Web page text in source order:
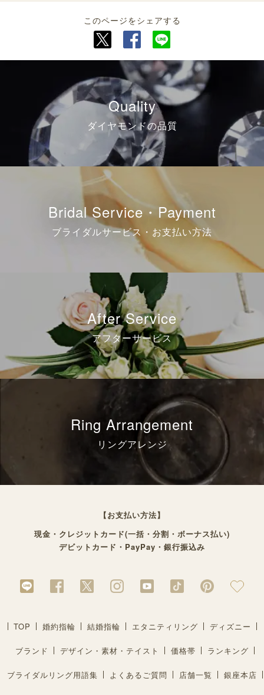
このページをシェアする
Quality
ダイヤモンドの品質
Bridal Service・Payment
ブライダルサービス・お支払い方法
After Service
アフターサービス
Ring Arrangement
リングアレンジ
【お支払い方法】
現金・クレジットカード(一括・分割・ボーナス払い)
デビットカード・PayPay・銀行振込み
TOP 婚約指輪 結婚指輪 エタニティリング ディズニー
ブランド デザイン・素材・テイスト 価格帯 ランキング
ブライダルリング用語集 よくあるご質問 店舗一覧 銀座本店